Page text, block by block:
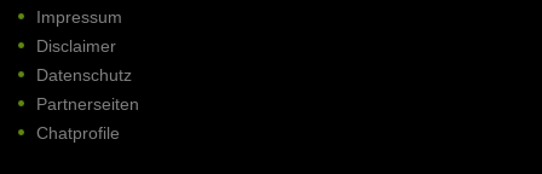
Impressum
Disclaimer
Datenschutz
Partnerseiten
Chatprofile